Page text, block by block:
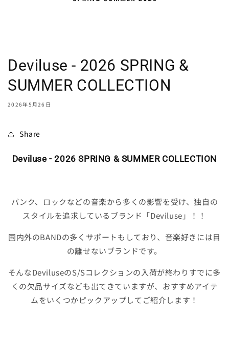
Deviluse - 2026 SPRING &
SUMMER COLLECTION
2026年5月26日
Share
Deviluse - 2026 SPRING & SUMMER COLLECTION
パンク、ロックなどの音楽から多くの影響を受け、独自の
スタイルを追求しているブランド「Deviluse」！！
国内外のBANDの多くサポートもしており、音楽好きには目
の離せないブランドです。
そんなDeviluseのS/Sコレクションの入荷が終わりすでに多
くの欠品サイズなども出てきていますが、おすすめアイテ
ムをいくつかピックアップしてご紹介します！